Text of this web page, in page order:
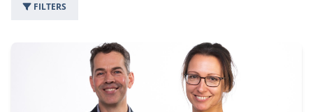
1543 nieuwsartikelen
FILTERS